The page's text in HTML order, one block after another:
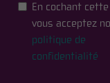
En cochant
vous acceptez
politique de
confidentialité